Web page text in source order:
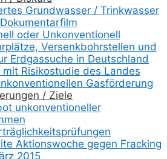
Grundwasser / Trinkwasser
Dokumentarfilm
oder Unkonventionell
Versenkbohrstellen und
Erdgassuche in Deutschland
mit Risikostudie des Landes
Gasförderung
/ Ziele
unkonventioneller
Aktionswoche gegen Fracking
2015